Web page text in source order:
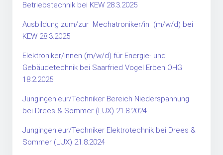
Betriebstechnik bei KEW 28.3.2025
Ausbildung zum/zur Mechatroniker/in (m/w/d) bei
KEW 28.3.2025
Elektroniker/innen (m/w/d) für Energie- und
Gebäudetechnik bei Saarfried Vogel Erben OHG
18.2.2025
Jungingenieur/Techniker Bereich Niederspannung
bei Drees & Sommer (LUX) 21.8.2024
Jungingenieur/Techniker Elektrotechnik bei Drees &
Sommer (LUX) 21.8.2024